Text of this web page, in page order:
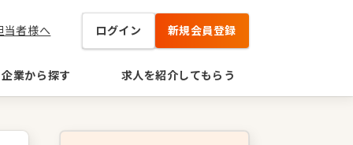
当者様へ ログイン 新規会員登録
企業から探す 求人を紹介してもらう